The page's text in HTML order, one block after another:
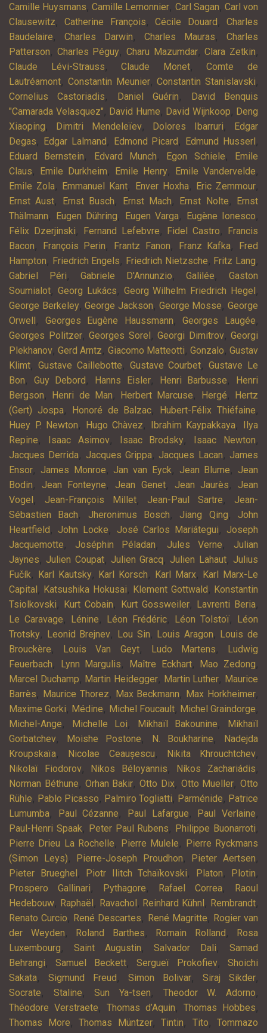
Camille Huysmans,Camille Lemonnier, Carl Sagan, Carl von
Clausewitz,Catherine François,Cécile Douard ,Charles
Baudelaire, Charles Darwin, Charles Mauras, Charles
Patterson, Charles Péguy,Charu Mazumdar,Clara Zetkin,
Claude Lévi-Strauss,Claude Monet,Comte de
Lautréamont, Constantin Meunier,Constantin Stanislavski,
Cornelius Castoriadis, Daniel Guérin,
David Benquis
"Camarada Velasquez", David Hume, David Wijnkoop, Deng
Xiaoping, Dimitri Mendeleïev, Dolores Ibarruri,
Edgar
Degas, Edgar Lalmand , Edmond Picard , Edmund Husserl ,
Eduard Bernstein, Edvard Munch, Egon Schiele,
Emile
Claus, Emile Durkheim, Emile Henry, Emile Vandervelde,
Emile Zola, Emmanuel Kant, Enver Hoxha, Eric Zemmour,
Ernst Aust, Ernst Busch, Ernst Mach, Ernst Nolte,
Ernst
Thälmann, Eugen Dühring, Eugen Varga, Eugène Ionesco,
Félix Dzerjinski, Fernand Lefebvre, Fidel Castro,
Francis
Bacon, François Perin, Frantz Fanon, Franz Kafka,
Fred
Hampton, Friedrich Engels, Friedrich Nietzsche, Fritz Lang,
Gabriel Péri,Gabriele D'Annunzio,Galilée,Gaston
Soumialot, Georg Lukács, Georg Wilhelm Friedrich Hegel ,
George Berkeley,George Jackson, George Mosse,George
Orwell , Georges Eugène Haussmann,Georges Laugée,
Georges Politzer, Georges Sorel , Georgi Dimitrov, Georgi
Plekhanov,Gerd Arntz, Giacomo Matteotti, Gonzalo,Gustav
Klimt, Gustave Caillebotte, Gustave Courbet,Gustave Le
Bon, Guy Debord , Hanns Eisler, Henri Barbusse,
Henri
Bergson, Henri de Man, Herbert Marcuse, Hergé,
Hertz
(Gert) Jospa, Honoré de Balzac, Hubert-Félix Thiéfaine,
Huey P. Newton, Hugo Chàvez, Ibrahim Kaypakkaya,
Ilya
Repine, Isaac Asimov, Isaac Brodsky, Isaac Newton,
Jacques Derrida, Jacques Grippa, Jacques Lacan, James
Ensor, James Monroe, Jan van Eyck, Jean Blume, Jean
Bodin, Jean Fonteyne, Jean Genet, Jean Jaurès, Jean
Vogel , Jean-François Millet, Jean-Paul Sartre, Jean-
Sébastien Bach, Jheronimus Bosch, Jiang Qing, John
Heartfield , John Locke, José Carlos Mariátegui, Joseph
Jacquemotte, Joséphin Péladan, Jules Verne, Julian
Jaynes, Julien Coupat, Julien Gracq, Julien Lahaut, Julius
Fučík, Karl Kautsky, Karl Korsch, Karl Marx, Karl Marx-Le
Capital , Katsushika Hokusai, Klement Gottwald , Konstantin
Tsiolkovski, Kurt Cobain, Kurt Gossweiler, Lavrenti Beria,
Le Caravage, Lénine, Léon Frédéric, Léon Tolstoï,
Léon
Trotsky, Leonid Brejnev, Lou Sin, Louis Aragon, Louis de
Brouckère, Louis Van Geyt, Ludo Martens,
Ludwig
Feuerbach, Lynn Margulis, Maître Eckhart, Mao Zedong,
Marcel Duchamp, Martin Heidegger, Martin Luther, Maurice
Barrès, Maurice Thorez, Max Beckmann, Max Horkheimer,
Maxime Gorki, Médine, Michel Foucault, Michel Graindorge,
Michel-Ange, Michelle Loi, Mikhaïl Bakounine,
Mikhaïl
Gorbatchev, Moishe Postone, N. Boukharine,
Nadejda
Kroupskaïa, Nicolae Ceaușescu, Nikita Khrouchtchev,
Nikolaï Fiodorov, Nikos Béloyannis, Níkos Zachariádis,
Norman Béthune, Orhan Bakir, Otto Dix, Otto Mueller, Otto
Rühle, Pablo Picasso, Palmiro Togliatti, Parménide, Patrice
Lumumba, Paul Cézanne, Paul Lafargue, Paul Verlaine,
Paul-Henri Spaak, Peter Paul Rubens, Philippe Buonarroti,
Pierre Drieu La Rochelle, Pierre Mulele,
Pierre Ryckmans
(Simon Leys), Pierre-Joseph Proudhon, Pieter Aertsen,
Pieter Brueghel , Piotr Ilitch Tchaïkovski, Platon, Plotin,
Prospero Gallinari, Pythagore, Rafael Correa,
Raoul
Hedebouw, Raphaël , Ravachol , Reinhard Kühnl , Rembrandt,
Renato Curcio, René Descartes, René Magritte, Rogier van
der Weyden, Roland Barthes, Romain Rolland ,
Rosa
Luxembourg, Saint Augustin,Salvador Dali,Samad
Behrangi,Samuel Beckett,Sergueï Prokofiev,Shoichi
Sakata, Sigmund Freud , Simon Bolivar, Siraj Sikder,
Socrate, Staline,Sun Ya-tsen, Theodor W. Adorno,
Théodore Verstraete, Thomas d’Aquin, Thomas Hobbes,
Thomas More, Thomas Müntzer, Tintin, Tito, Tommazo